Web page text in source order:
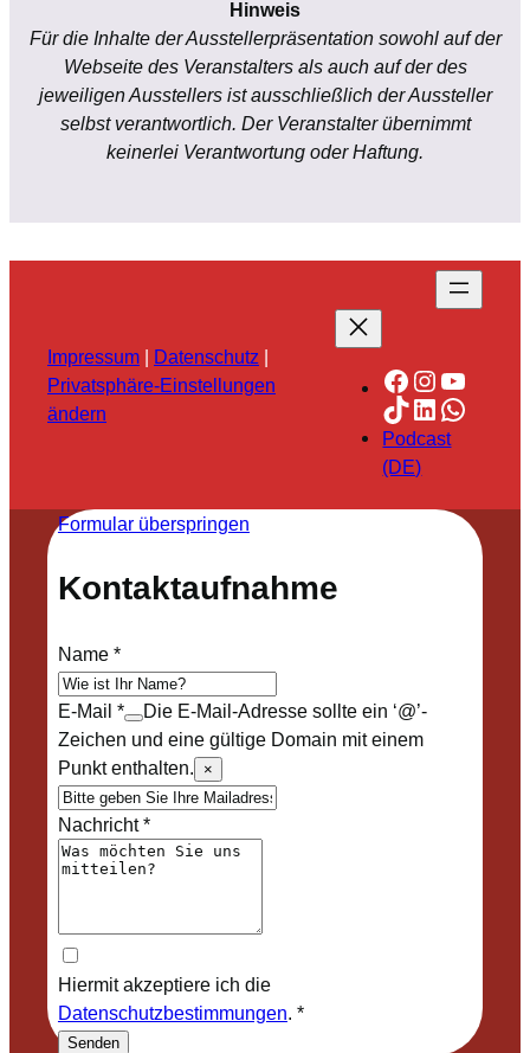
Hinweis
Für die Inhalte der Ausstellerpräsentation sowohl auf der
Webseite des Veranstalters als auch auf der des
jeweiligen Ausstellers ist ausschließlich der Aussteller
selbst verantwortlich. Der Veranstalter übernimmt
keinerlei Verantwortung oder Haftung.
Impressum | Datenschutz |
Privatsphäre-Einstellungen
ändern
Facebook
TikTok
LinkedIn
Podcast
(DE)
Formular überspringen
Kontaktaufnahme
Name*
E-Mail *
Die E-Mail-Adresse sollte ein ‘@’-
Zeichen und eine gültige Domain mit einem
Punkt enthalten.
×
Nachricht*
Hiermit akzeptiere ich die
Datenschutzbestimmungen. *
Senden